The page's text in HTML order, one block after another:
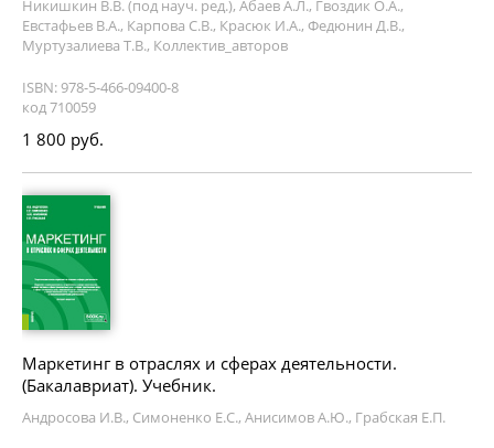
Никишкин В.В. (под науч. ред.), Абаев А.Л., Гвоздик О.А.,
Евстафьев В.А., Карпова С.В., Красюк И.А., Федюнин Д.В.,
Муртузалиева Т.В., Коллектив_авторов
ISBN: 978-5-466-09400-8
код 710059
1 800 руб.
Маркетинг в отраслях и сферах деятельности.
(Бакалавриат). Учебник.
Андросова И.В., Симоненко Е.С., Анисимов А.Ю., Грабская Е.П.